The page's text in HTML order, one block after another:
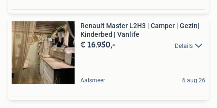
Renault Master L2H3 | Camper | Gezin|
Kinderbed | Vanlife
€ 16.950,- Details
Aalsmeer 6 aug 26